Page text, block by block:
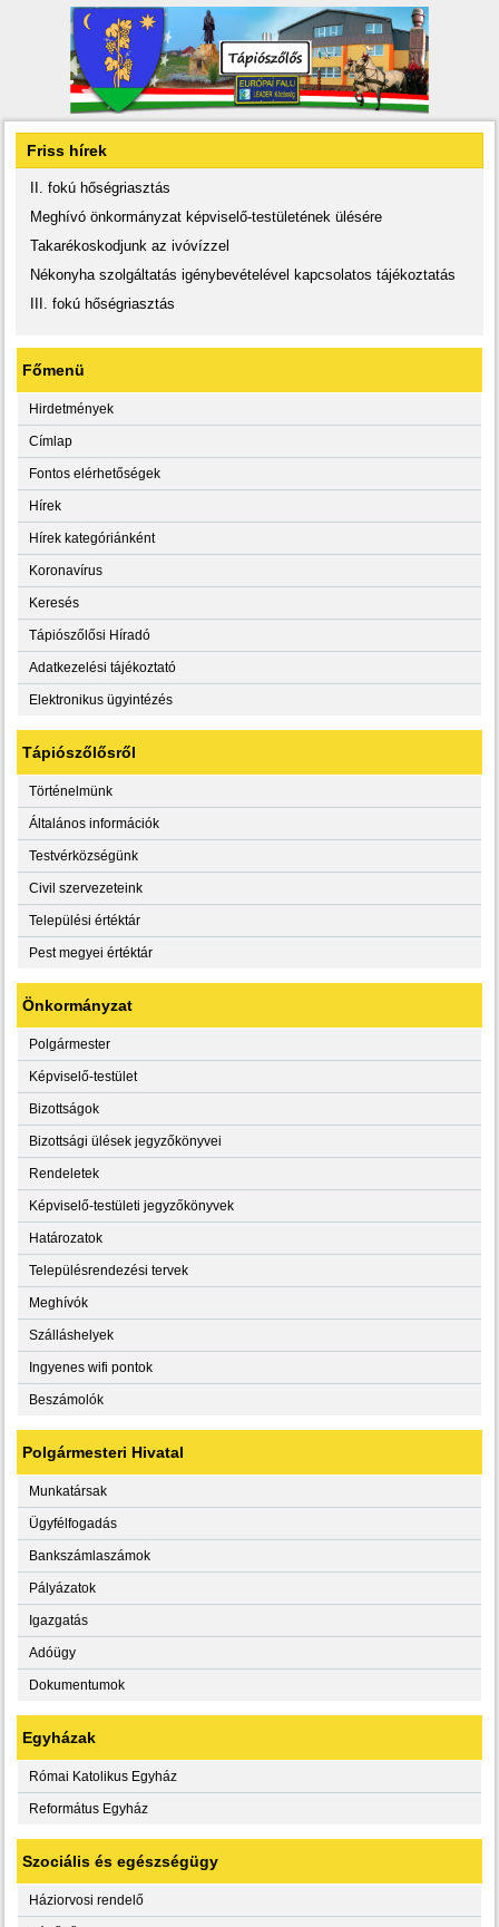
Friss hírek
II. fokú hőségriasztás
Meghívó önkormányzat képviselő-testületének ülésére
Takarékoskodjunk az ivóvízzel
Nékonyha szolgáltatás igénybevételével kapcsolatos tájékoztatás
III. fokú hőségriasztás
Főmenü
Hirdetmények
Címlap
Fontos elérhetőségek
Hírek
Hírek kategóriánként
Koronavírus
Keresés
Tápiószőlősi Híradó
Adatkezelési tájékoztató
Elektronikus ügyintézés
Tápiószőlősről
Történelmünk
Általános információk
Testvérközségünk
Civil szervezeteink
Települési értéktár
Pest megyei értéktár
Önkormányzat
Polgármester
Képviselő-testület
Bizottságok
Bizottsági ülések jegyzőkönyvei
Rendeletek
Képviselő-testületi jegyzőkönyvek
Határozatok
Településrendezési tervek
Meghívók
Szálláshelyek
Ingyenes wifi pontok
Beszámolók
Polgármesteri Hivatal
Munkatársak
Ügyfélfogadás
Bankszámlaszámok
Pályázatok
Igazgatás
Adóügy
Dokumentumok
Egyházak
Római Katolikus Egyház
Református Egyház
Szociális és egészségügy
Háziorvosi rendelő